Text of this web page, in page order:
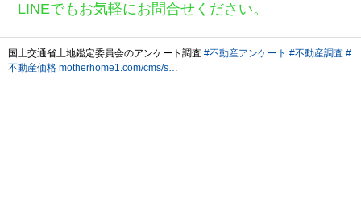
LINEでもお気軽にお問合せください。